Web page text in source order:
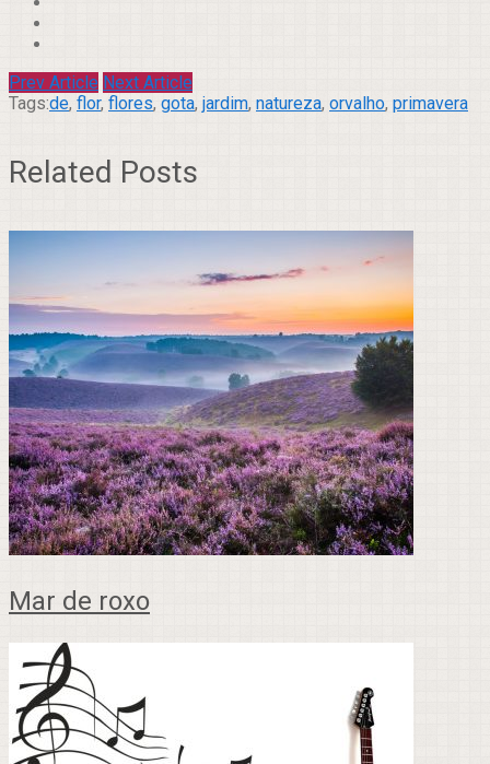
Prev Article Next Article
Tags:de, flor, flores, gota, jardim, natureza, orvalho, primavera
Related Posts
Mar de roxo